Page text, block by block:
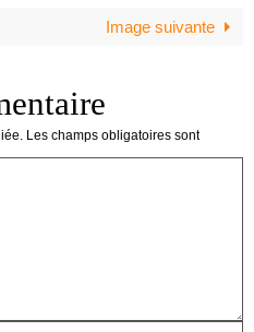
Image suivante
Les champs obligatoires sont